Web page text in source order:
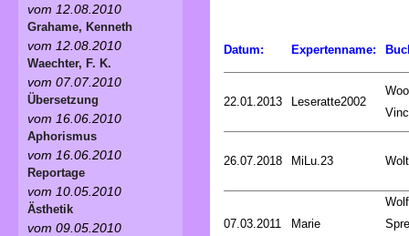
Datum: Expertenname:
22.01.2013 Leseratte2002
26.07.2018 MiLu.23
07.03.2011 Marie
vom 12.08.2010
Grahame, Kenneth
vom 12.08.2010
Waechter, F. K.
vom 07.07.2010
Übersetzung
vom 16.06.2010
Aphorismus
vom 16.06.2010
Reportage
vom 10.05.2010
Ästhetik
vom 09.05.2010